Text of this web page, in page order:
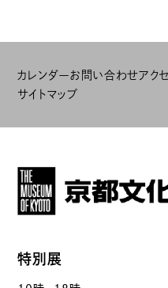
カレンダーお問い合わせアク
サイトマップ
特別展